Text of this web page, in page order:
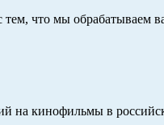
тем, что мы
на кинофильмы в